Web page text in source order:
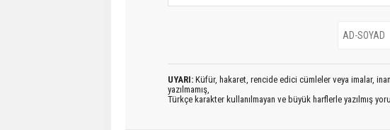
UYARI: Küfür, hakaret, rencide edici cümleler veya imalar,
yazılmamış,
Türkçe karakter kullanılmayan ve büyük harflerle yazılmış